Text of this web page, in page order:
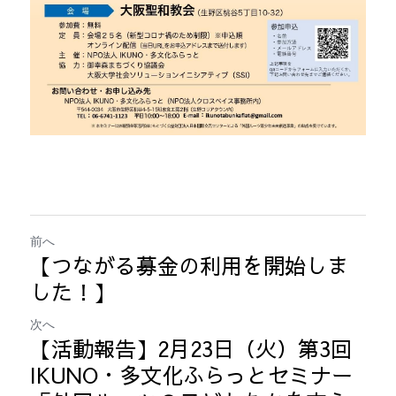
前へ
【つながる募金の利用を開始しま
した！】
次へ
【活動報告】2月23日（火）第3回
IKUNO・多文化ふらっとセミナー